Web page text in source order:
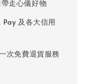
走心儀好物
Pay 及各大信用
次免費退貨服務